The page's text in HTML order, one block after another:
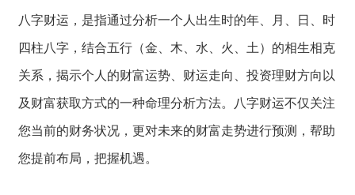
八字财运， 是指通过分析一个人出生时的年、 月、 日、 时
四柱八字， 结合五行（金、 木、 水、 火、 土）的相生相克
关系， 揭示个人的财富运势、 财运走向、 投资理财方向以
及 财富获取方式的一种命理分析方法。 八字财运不仅关注
您当前的财务状况 ， 更对未来的财富走势进行预测， 帮助
您提前布局， 把握机遇。